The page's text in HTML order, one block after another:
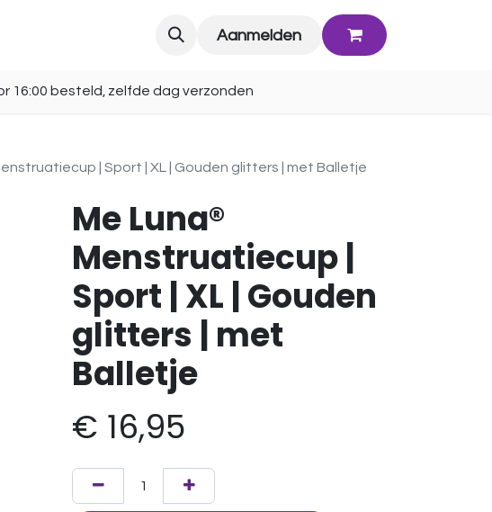
Aanmelden
16:00 besteld, zelfde dag verzonden
| Sport | XL | Gouden glitters | met Balletje
Me Luna®
Menstruatiecup |
Sport | XL | Gouden
glitters | met
Balletje
€ 16,95